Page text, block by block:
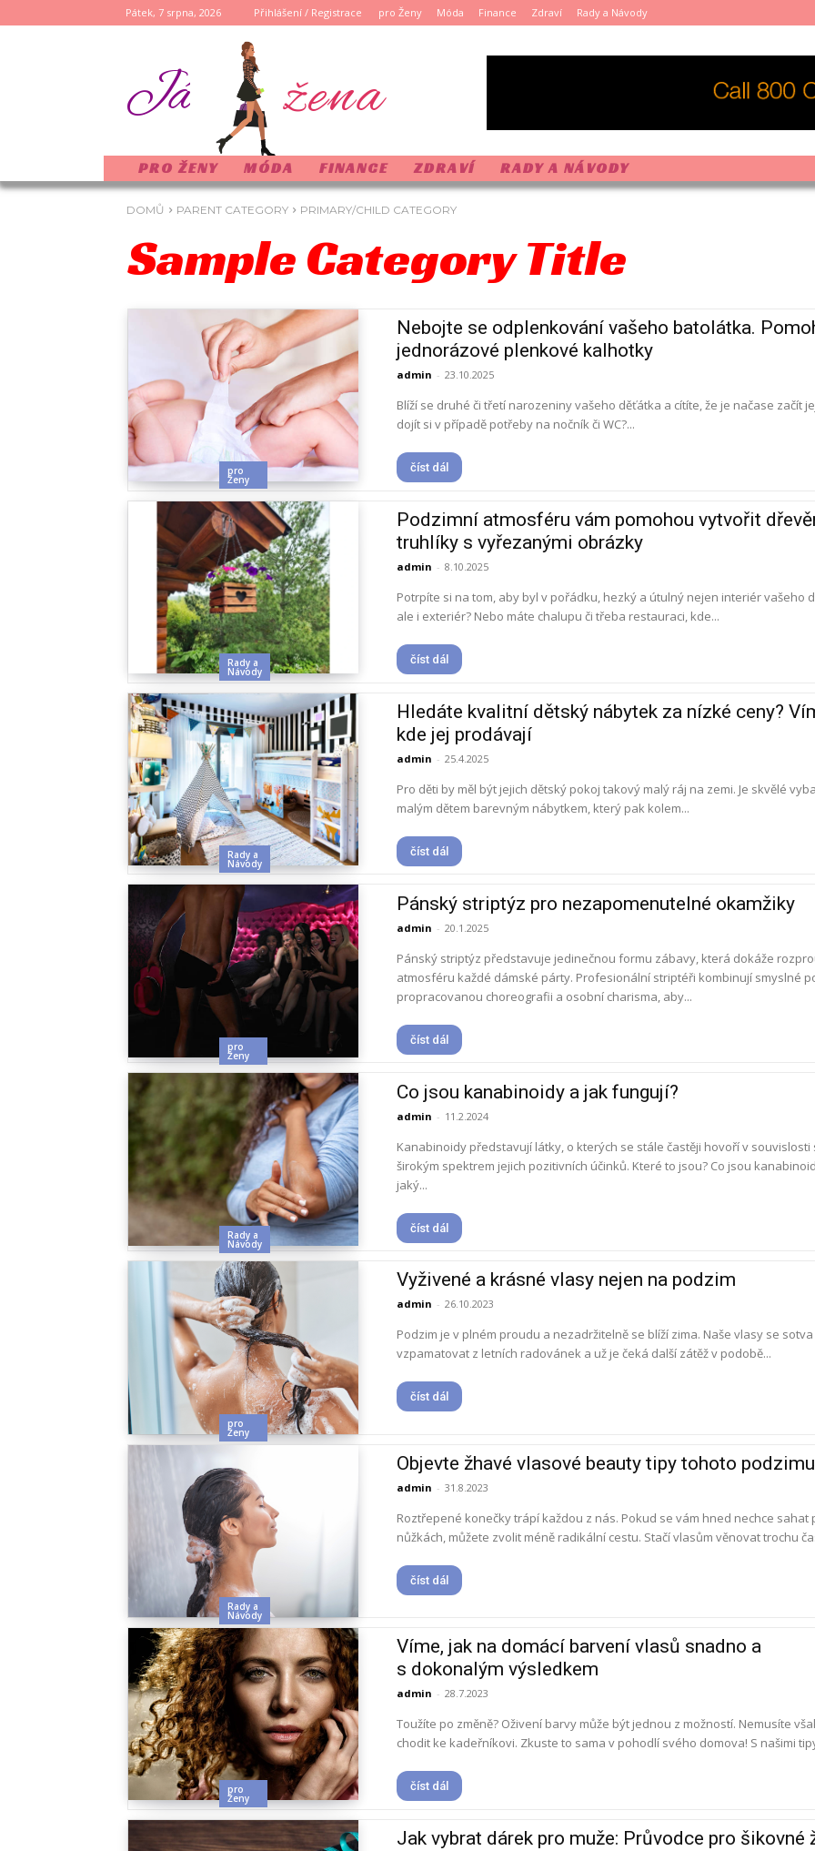
Pátek, 7 srpna, 2026 Přihlášení / Registrace pro Ženy Móda Finance Zdraví Rady a Návody
Já žena
PRO ŽENY MÓDA FINANCE ZDRAVÍ RADY A NÁVODY
DOMŮ PARENT CATEGORY PRIMARY/CHILD CATEGORY
Sample Category Title
pro
Ženy
Nebojte se odplenkování vašeho batolátka.
jednorázové plenkové kalhotky
admin - 23.10.2025
Blíží se druhé či třetí narozeniny vašeho děťátka a cítíte, že je načase začít
dojít si v případě potřeby na nočník či WC?...
číst dál
Rady a
Návody
Podzimní atmosféru vám pomohou vytvořit
truhlíky s vyřezanými obrázky
admin - 8.10.2025
Potrpíte si na tom, aby byl v pořádku, hezký a útulný nejen interiér vašeho
ale i exteriér? Nebo máte chalupu či třeba restauraci, kde...
číst dál
Rady a
Návody
Hledáte kvalitní dětský nábytek za nízké ceny?
kde jej prodávají
admin - 25.4.2025
Pro děti by měl být jejich dětský pokoj takový malý ráj na zemi. Je skvělé
malým dětem barevným nábytkem, který pak kolem...
číst dál
pro
Ženy
Pánský striptýz pro nezapomenutelné okamžiky
admin - 20.1.2025
Pánský striptýz představuje jedinečnou formu zábavy, která dokáže
atmosféru každé dámské párty. Profesionální striptéři kombinují smyslné
propracovanou choreografii a osobní charisma, aby...
číst dál
Rady a
Návody
Co jsou kanabinoidy a jak fungují?
admin - 11.2.2024
Kanabinoidy představují látky, o kterých se stále častěji hovoří v souvislosti
širokým spektrem jejich pozitivních účinků. Které to jsou? Co jsou kanabinoidy a
jaký...
číst dál
pro
Ženy
Vyživené a krásné vlasy nejen na podzim
admin - 26.10.2023
Podzim je v plném proudu a nezadržitelně se blíží zima. Naše vlasy se
vzpamatovat z letních radovánek a už je čeká další zátěž v podobě...
číst dál
Rady a
Návody
Objevte žhavé vlasové beauty tipy tohoto podzimu
admin - 31.8.2023
Roztřepené konečky trápí každou z nás. Pokud se vám hned nechce sahat
nůžkách, můžete zvolit méně radikální cestu. Stačí vlasům věnovat trochu
číst dál
pro
Ženy
Víme, jak na domácí barvení vlasů snadno a
s dokonalým výsledkem
admin - 28.7.2023
Toužíte po změně? Oživení barvy může být jednou z možností. Nemusíte
chodit ke kadeřníkovi. Zkuste to sama v pohodlí svého domova! S našimi
číst dál
Jak vybrat dárek pro muže: Průvodce pro šikovné